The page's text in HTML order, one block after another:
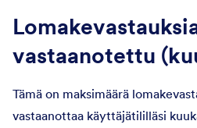
vastaanotettu
Tämä on maksimäärä
vastaanottaa käyttäjätililläsi